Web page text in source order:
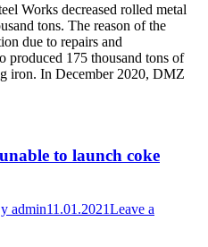
Works decreased rolled metal
tons. The reason of the
due to repairs and
produced 175 thousand tons of
iron. In December 2020, DMZ
to launch coke
admin11.01.2021Leave a